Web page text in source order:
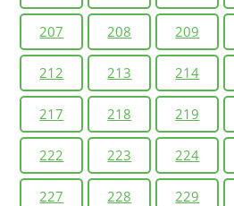
207 208 209
212 213 214
217 218 219
222 223 224
227 228 229